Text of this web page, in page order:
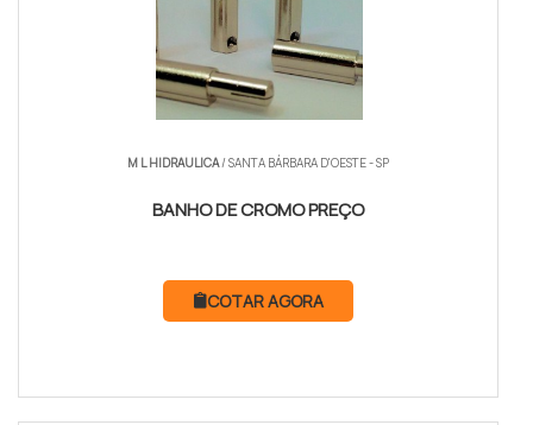
M L HIDRAULICA/ SANTA BÁRBARA D'OESTE - SP
BANHO DE CROMO PREÇO
COTAR AGORA